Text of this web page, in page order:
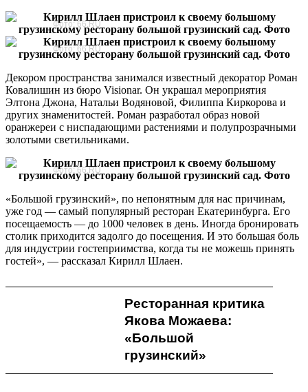
Фото: 66.RU
Фото: 66.RU
Декором пространства занимался известный декоратор Роман
Ковалишин из бюро Visionar. Он украшал мероприятия
Элтона Джона, Натальи Водяновой, Филиппа Киркорова и
других знаменитостей. Роман разработал образ новой
оранжереи с ниспадающими растениями и полупрозрачными
золотыми светильниками.
Фото: 66.RU
«Большой грузинский», по непонятным для нас причинам,
уже год — самый популярный ресторан Екатеринбурга. Его
посещаемость — до 1000 человек в день. Иногда бронировать
столик приходится задолго до посещения. И это большая боль
для индустрии гостеприимства, когда ты не можешь принять
гостей», — рассказал Кирилл Шлаен.
Ресторанная критика
Якова Можаева:
«Большой
грузинский»